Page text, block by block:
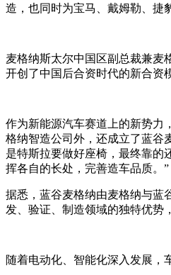
造，也同时为宝马、戴姆勒、捷
麦格纳斯太尔中国区副总裁兼麦
开创了中国后合资时代的新合资
作为新能源汽车赛道上的新势力
格纳智造公司外，还成立了蓝谷
是特斯拉要做好座椅，最终靠的
挥各自的长处，完善造车品质。”
据悉，蓝谷麦格纳由麦格纳与蓝
发、验证、制造领域的独特优势
随着电动化、智能化深入发展，